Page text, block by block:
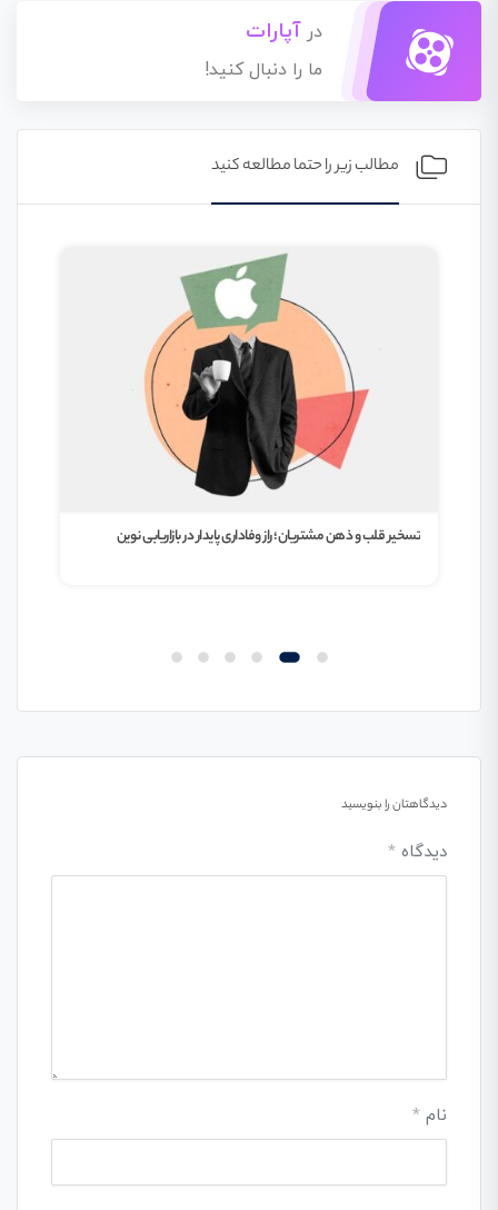
در آپارات
ما را دنبال کنید!
مطالب زیر را حتما مطالعه کنید
تسخیر قلب و ذهن مشتریان؛ راز وفاداری پایدار در بازاریابی نوین
دیدگاهتان را بنویسید
دیدگاه *
نام *